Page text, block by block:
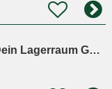
MyPlace - SelfStorage Dein Lagerraum GmbH